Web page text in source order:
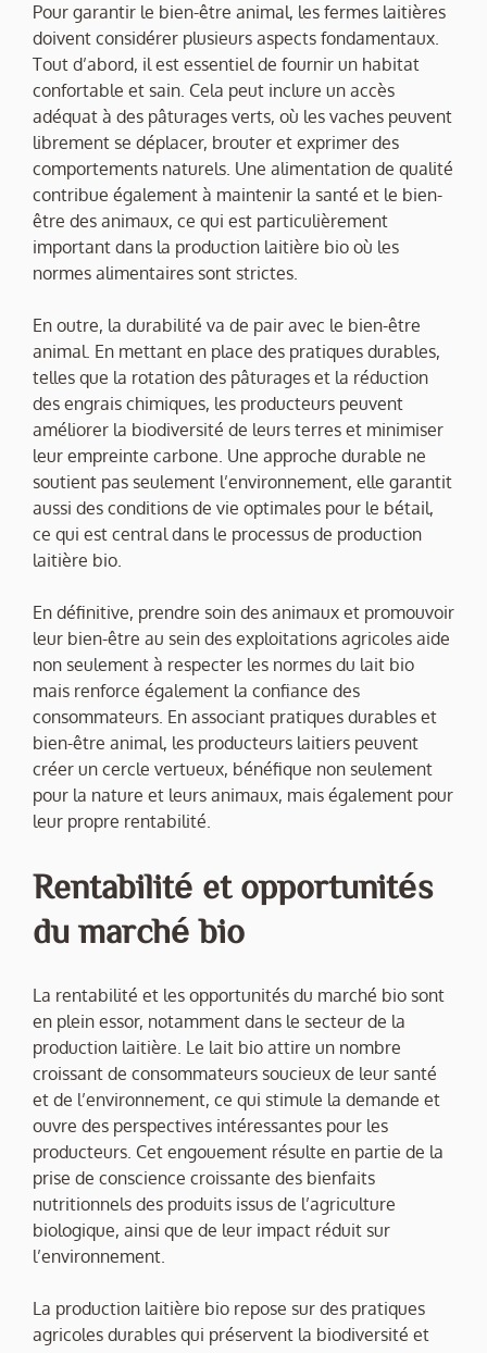
Pour garantir le bien-être animal, les fermes laitières
doivent considérer plusieurs aspects fondamentaux.
Tout d’abord, il est essentiel de fournir un habitat
confortable et sain. Cela peut inclure un accès
adéquat à des pâturages verts, où les vaches peuvent
librement se déplacer, brouter et exprimer des
comportements naturels. Une alimentation de qualité
contribue également à maintenir la santé et le bien-
être des animaux, ce qui est particulièrement
important dans la production laitière bio où les
normes alimentaires sont strictes.
En outre, la durabilité va de pair avec le bien-être
animal. En mettant en place des pratiques durables,
telles que la rotation des pâturages et la réduction
des engrais chimiques, les producteurs peuvent
améliorer la biodiversité de leurs terres et minimiser
leur empreinte carbone. Une approche durable ne
soutient pas seulement l’environnement, elle garantit
aussi des conditions de vie optimales pour le bétail,
ce qui est central dans le processus de production
laitière bio.
En définitive, prendre soin des animaux et promouvoir
leur bien-être au sein des exploitations agricoles aide
non seulement à respecter les normes du lait bio
mais renforce également la confiance des
consommateurs. En associant pratiques durables et
bien-être animal, les producteurs laitiers peuvent
créer un cercle vertueux, bénéfique non seulement
pour la nature et leurs animaux, mais également pour
leur propre rentabilité.
Rentabilité et opportunités
du marché bio
La rentabilité et les opportunités du marché bio sont
en plein essor, notamment dans le secteur de la
production laitière. Le lait bio attire un nombre
croissant de consommateurs soucieux de leur santé
et de l’environnement, ce qui stimule la demande et
ouvre des perspectives intéressantes pour les
producteurs. Cet engouement résulte en partie de la
prise de conscience croissante des bienfaits
nutritionnels des produits issus de l’agriculture
biologique, ainsi que de leur impact réduit sur
l’environnement.
La production laitière bio repose sur des pratiques
agricoles durables qui préservent la biodiversité et